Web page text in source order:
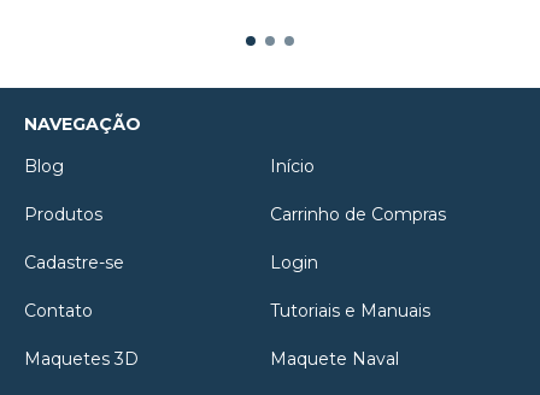
NAVEGAÇÃO
Blog
Início
Produtos Carrinho de Compras
Cadastre-se Login
Contato Tutoriais e Manuais
Maquetes 3D Maquete Naval